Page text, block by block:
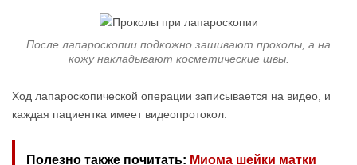
После лапароскопии подкожно зашивают проколы, а на
кожу накладывают косметические швы.
Ход лапароскопической операции записывается на видео, и
каждая пациентка имеет видеопротокол.
Полезно также почитать: Миома шейки матки